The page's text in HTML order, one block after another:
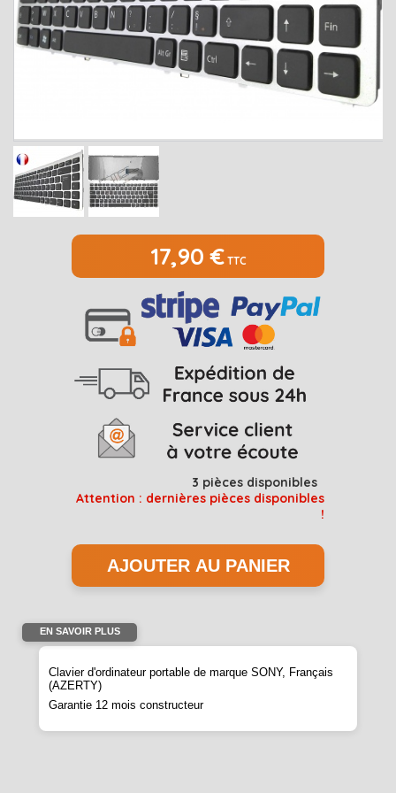
MEDION 2
Open submenu
MSI 1
Open submenu
4
Open submenu
SAMSUNG
SONY
17,90 €TTC
3 pièces disponibles
Attention : dernières pièces disponibles
!
EN SAVOIR PLUS
Clavier d'ordinateur portable de marque SONY, Français
(AZERTY)
Garantie 12 mois constructeur